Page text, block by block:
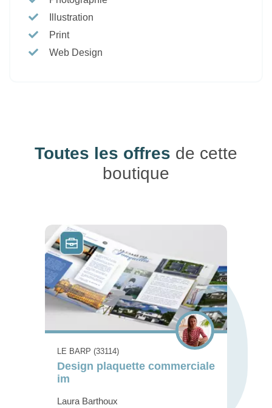
Illustration
Print
Web Design
Toutes les offres de cette
boutique
LE BARP (33114)
Design plaquette commerciale
im
Laura Barthoux